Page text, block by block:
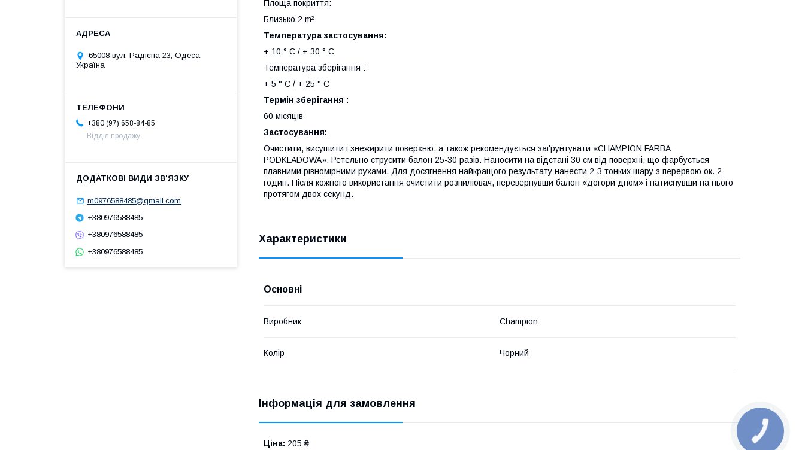
Площа покриття:
Близько 2 m²
Температура застосування:
+ 10 ° С / + 30 ° С
Температура зберігання :
+ 5 ° С / + 25 ° С
Термін зберігання :
60 місяців
Застосування:
Очистити, висушити і знежирити поверхню, а також рекомендується заґрунтувати «CHAMPION FARBA
PODKLADOWA». Ретельно струсити балон 25-30 разів. Наносити на відстані 30 см від поверхні, що фарбується
плавними рівномірними рухами. Для досягнення найкращого результату нанести 2-3 тонких шару з перервою ок. 2
годин. Після кожного використання очистити розпилювач, перевернувши балон «догори дном» і натиснувши на нього
протягом двох секунд.
Характеристики
Основні
Виробник Champion
Колір Чорний
Інформація для замовлення
Ціна: 205 ₴
65008 вул. Радісна 23, Одеса,
Україна
+380 (97) 658-84-85
Відділ продажу
m0976588485@gmail.com
+380976588485
+380976588485
+380976588485
КНОПКА
ЗВ'ЯЗКУ